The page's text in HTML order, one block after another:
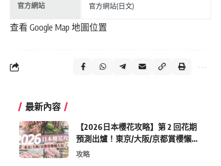
官方網站 官方網站(日文)
查看 Google Map 地圖位置
最新內容
【2026日本櫻花攻略】第 2 回花期
預測出爐！東京/大阪/京都賞櫻懶人
包 (附最新時間表)
攻略